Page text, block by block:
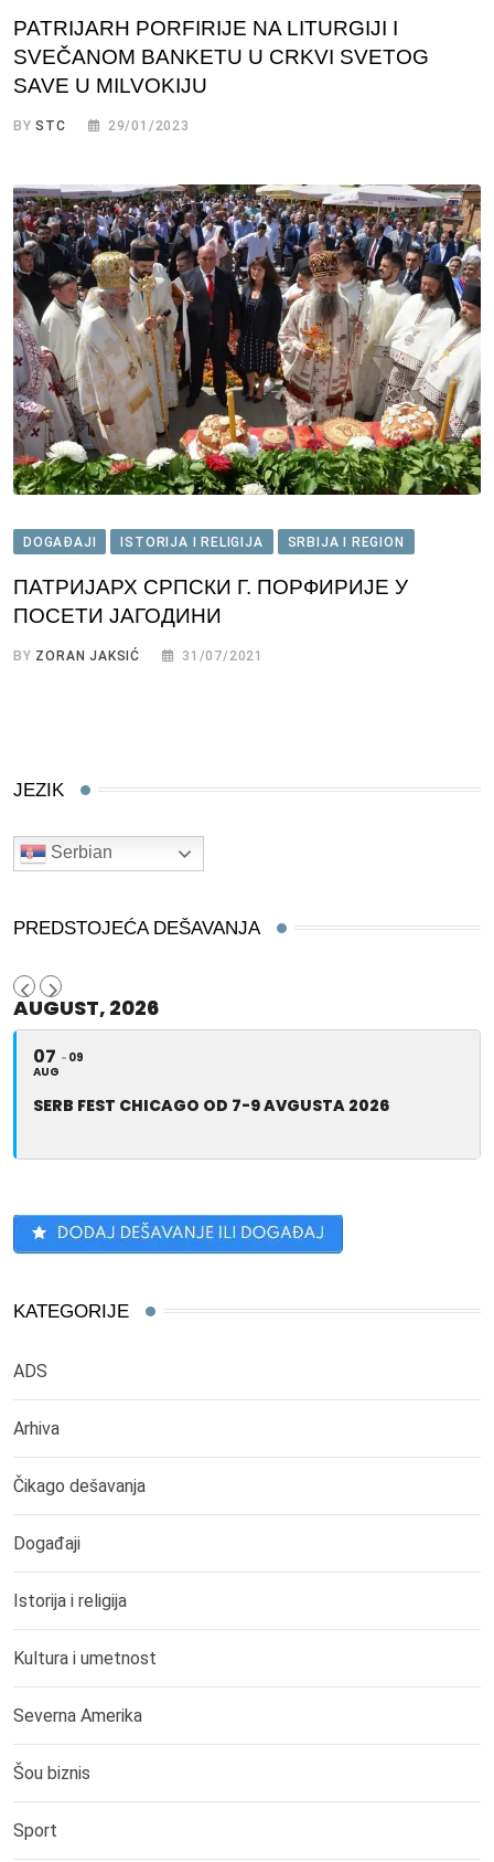
PATRIJARH PORFIRIJE NA LITURGIJI I
SVEČANOM BANKETU U CRKVI SVETOG
SAVE U MILVOKIJU
BYSTC 29/01/2023
DOGAĐAJI ISTORIJA I RELIGIJA SRBIJA I REGION
ПАТРИЈАРХ СРПСКИ Г. ПОРФИРИЈЕ У
ПОСЕТИ ЈАГОДИНИ
BY ZORAN JAKSIĆ 31/07/2021
JEZIK
Serbian
PREDSTOJEĆA DEŠAVANJA
AUGUST, 2026
07
AUG
09
SERB FEST CHICAGO OD 7-9 AVGUSTA 2026
KATEGORIJE
ADS
Arhiva
Čikago dešavanja
Događaji
Istorija i religija
Kultura i umetnost
Severna Amerika
Šou biznis
Sport